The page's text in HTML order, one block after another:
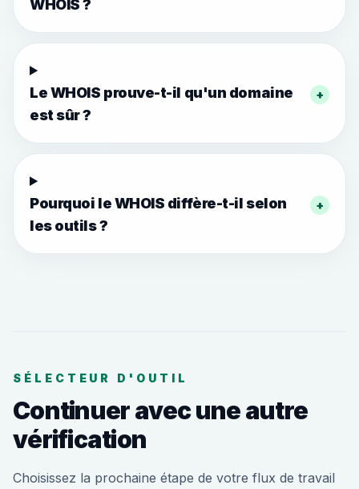
WHOIS ?
Le WHOIS prouve-t-il qu'un domaine
est sûr ?
+
Pourquoi le WHOIS diffère-t-il selon
les outils ?
+
SÉLECTEUR D'OUTIL
Continuer avec une autre
vérification
Choisissez la prochaine étape de votre flux de travail